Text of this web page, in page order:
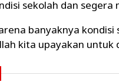
sekolah dan
banyaknya
kita upayakan untuk